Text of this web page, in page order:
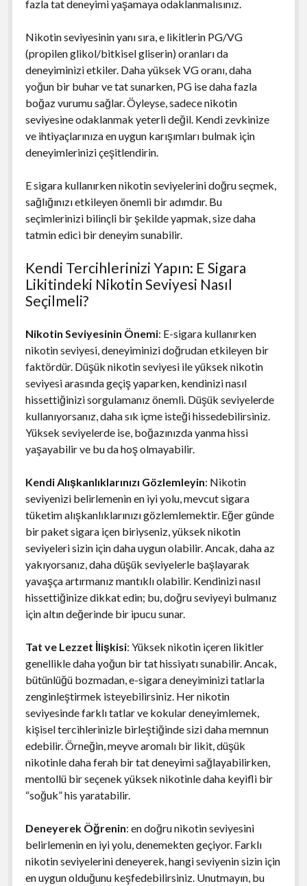
fazla tat deneyimi yaşamaya odaklanmalısınız.
Nikotin seviyesinin yanı sıra, e likitlerin PG/VG
(propilen glikol/bitkisel gliserin) oranları da
deneyiminizi etkiler. Daha yüksek VG oranı, daha
yoğun bir buhar ve tat sunarken, PG ise daha fazla
boğaz vurumu sağlar. Öyleyse, sadece nikotin
seviyesine odaklanmak yeterli değil. Kendi zevkinize
ve ihtiyaçlarınıza en uygun karışımları bulmak için
deneyimlerinizi çeşitlendirin.
E sigara kullanırken nikotin seviyelerini doğru seçmek,
sağlığınızı etkileyen önemli bir adımdır. Bu
seçimlerinizi bilinçli bir şekilde yapmak, size daha
tatmin edici bir deneyim sunabilir.
Kendi Tercihlerinizi Yapın: E Sigara
Likitindeki Nikotin Seviyesi Nasıl
Seçilmeli?
Nikotin Seviyesinin Önemi: E-sigara kullanırken
nikotin seviyesi, deneyiminizi doğrudan etkileyen bir
faktördür. Düşük nikotin seviyesi ile yüksek nikotin
seviyesi arasında geçiş yaparken, kendinizi nasıl
hissettiğinizi sorgulamanız önemli. Düşük seviyelerde
kullanıyorsanız, daha sık içme isteği hissedebilirsiniz.
Yüksek seviyelerde ise, boğazınızda yanma hissi
yaşayabilir ve bu da hoş olmayabilir.
Kendi Alışkanlıklarınızı Gözlemleyin: Nikotin
seviyenizi belirlemenin en iyi yolu, mevcut sigara
tüketim alışkanlıklarınızı gözlemlemektir. Eğer günde
bir paket sigara içen biriyseniz, yüksek nikotin
seviyeleri sizin için daha uygun olabilir. Ancak, daha az
yakıyorsanız, daha düşük seviyelerle başlayarak
yavaşça artırmanız mantıklı olabilir. Kendinizi nasıl
hissettiğinize dikkat edin; bu, doğru seviyeyi bulmanız
için altın değerinde bir ipucu sunar.
Tat ve Lezzet İlişkisi: Yüksek nikotin içeren likitler
genellikle daha yoğun bir tat hissiyatı sunabilir. Ancak,
bütünlüğü bozmadan, e-sigara deneyiminizi tatlarla
zenginleştirmek isteyebilirsiniz. Her nikotin
seviyesinde farklı tatlar ve kokular deneyimlemek,
kişisel tercihlerinizle birleştiğinde sizi daha memnun
edebilir. Örneğin, meyve aromalı bir likit, düşük
nikotinle daha ferah bir tat deneyimi sağlayabilirken,
mentollü bir seçenek yüksek nikotinle daha keyifli bir
“soğuk” his yaratabilir.
Deneyerek Öğrenin: en doğru nikotin seviyesini
belirlemenin en iyi yolu, denemekten geçiyor. Farklı
nikotin seviyelerini deneyerek, hangi seviyenin sizin için
en uygun olduğunu keşfedebilirsiniz. Unutmayın, bu